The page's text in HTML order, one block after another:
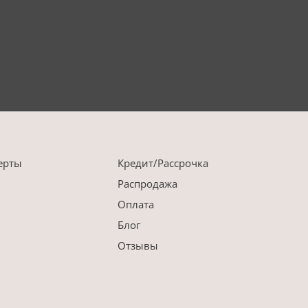
Кредит/Рассрочка
Распродажа
Оплата
Блог
Отзывы